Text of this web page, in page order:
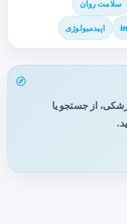
سلامت روان
اپیدمیولوژی
از جستجو یا